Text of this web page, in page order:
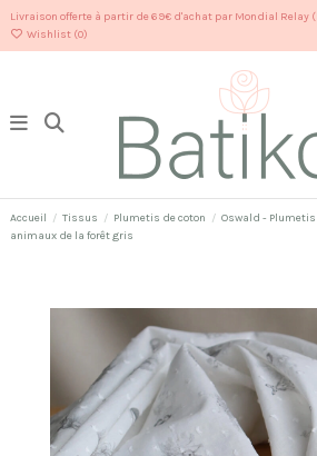
Livraison offerte à partir de 69€ d'achat par Mondial Relay
Wishlist (0)
Accueil Tissus Plumetis de coton
Oswald -
animaux de la forêt gris